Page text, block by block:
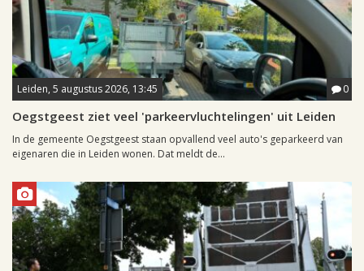
Leiden, 5 augustus 2026, 13:45 0
Oegstgeest ziet veel 'parkeervluchtelingen' uit Leiden
In de gemeente Oegstgeest staan opvallend veel auto's geparkeerd van
eigenaren die in Leiden wonen. Dat meldt de...